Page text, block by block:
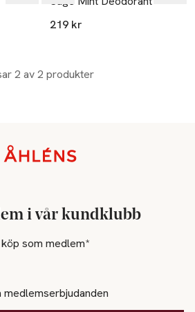
219 kr
2 av 2 produkter
i vår kundklubb
som medlem*
medlemserbjudanden